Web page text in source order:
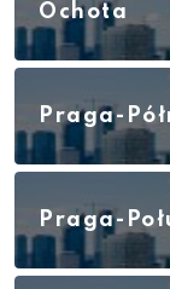
Ochota
Praga-
Praga-